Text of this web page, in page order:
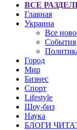
ВСЕ
Главная
Украина
Все
События
Город
Мир
Бизнес
Спорт
Lifestyle
Шоу-биз
Наука
БЛОГИ